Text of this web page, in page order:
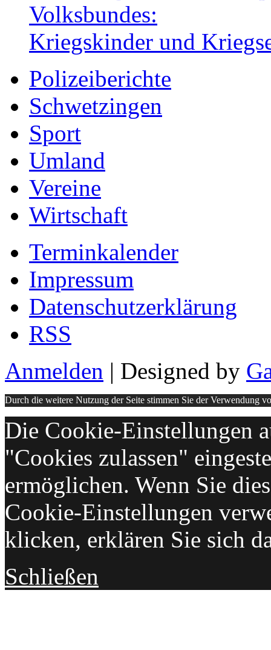
Volksbundes:
Kriegskinder und
Polizeiberichte
Schwetzingen
Sport
Umland
Vereine
Wirtschaft
Terminkalender
Impressum
Datenschutzerklärung
RSS
Anmelden | Designed by
Durch die weitere Nutzung der Seite stimmen Sie der Verwendung
Die Cookie-Einstellungen
"Cookies zulassen"
ermöglichen. Wenn Sie
Cookie-Einstellungen
klicken, erklären Sie sich
Schließen